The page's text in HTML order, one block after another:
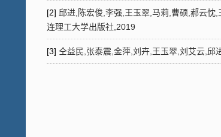
[2] 邱进,陈宏俊,李强,王玉翠,马莉,曹硕,郝云
连理工大学出版社,2019
[3] 仝益民,张泰震,金萍,刘卉,王玉翠,刘艾云,邱